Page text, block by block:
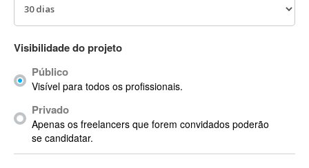
ACID Pro
ACPI
Acrobat
Acrobat X
Acronis
ACT
Visibilidade do projeto
Público
Visível para todos os profissionais.
Privado
Apenas os freelancers que forem convidados poderão
se candidatar.